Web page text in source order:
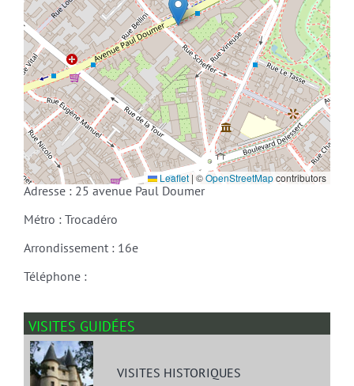
Leaflet | ©OpenStreetMapcontributors
Adresse : 25 avenue Paul Doumer
Métro : Trocadéro
Arrondissement : 16e
Téléphone :
VISITES GUIDÉES
VISITES HISTORIQUES